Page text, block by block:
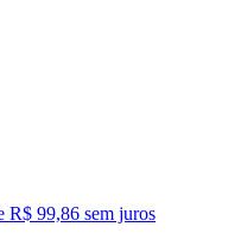
R$ 99,86 sem juros